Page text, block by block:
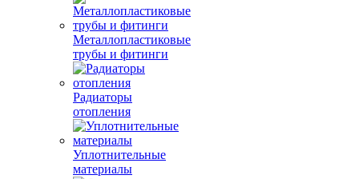
Металлопластиковые
трубы и фитинги
Радиаторы
отопления
Уплотнительные
материалы